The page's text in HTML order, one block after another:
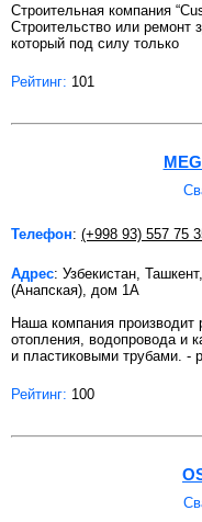
Строительная компания
Строительство или ремонт
который под силу только
Рейтинг: 101
Телефон: (+998 93) 557 75
Адрес: Узбекистан,
(Анапская), дом 1А
Наша компания производит
отопления, водопровода и
и пластиковыми трубами. -
Рейтинг: 100